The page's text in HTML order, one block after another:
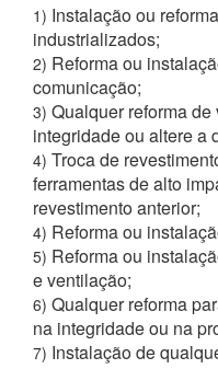
1) Instalação ou
industrializados;
2) Reforma ou
comunicação;
3) Qualquer reforma
integridade ou altere a
4) Troca de
ferramentas de alto
revestimento anterior;
4) Reforma ou
5) Reforma ou
e ventilação;
6) Qualquer reforma
na integridade ou na
7) Instalação de